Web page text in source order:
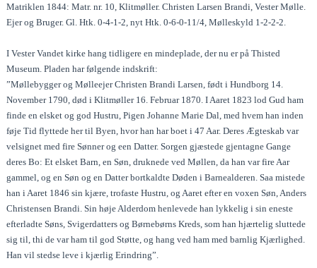
Matriklen 1844: Matr. nr. 10, Klitmøller. Christen Larsen Brandi, Vester Mølle.
Ejer og Bruger. Gl. Htk. 0-4-1-2, nyt Htk. 0-6-0-11/4, Mølleskyld 1-2-2-2.
I Vester Vandet kirke hang tidligere en mindeplade, der nu er på Thisted
Museum. Pladen har følgende indskrift:
”Møllebygger og Mølleejer Christen Brandi Larsen, født i Hundborg 14.
November 1790, død i Klitmøller 16. Februar 1870. I Aaret 1823 lod Gud ham
finde en elsket og god Hustru, Pigen Johanne Marie Dal, med hvem han inden
føje Tid flyttede her til Byen, hvor han har boet i 47 Aar. Deres Ægteskab var
velsignet med fire Sønner og een Datter. Sorgen gjæstede gjentagne Gange
deres Bo: Et elsket Barn, en Søn, druknede ved Møllen, da han var fire Aar
gammel, og en Søn og en Datter bortkaldte Døden i Barnealderen. Saa mistede
han i Aaret 1846 sin kjære, trofaste Hustru, og Aaret efter en voxen Søn, Anders
Christensen Brandi. Sin høje Alderdom henlevede han lykkelig i sin eneste
efterladte Søns, Svigerdatters og Børnebørns Kreds, som han hjærtelig sluttede
sig til, thi de var ham til god Støtte, og hang ved ham med barnlig Kjærlighed.
Han vil stedse leve i kjærlig Erindring”.